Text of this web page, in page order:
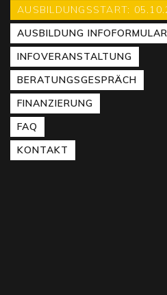
AUSBILDUNGSSTART:
AUSBILDUNG INFOFORMULAR
INFOVERANSTALTUNG
BERATUNGSGESPRÄCH
FINANZIERUNG
FAQ
KONTAKT